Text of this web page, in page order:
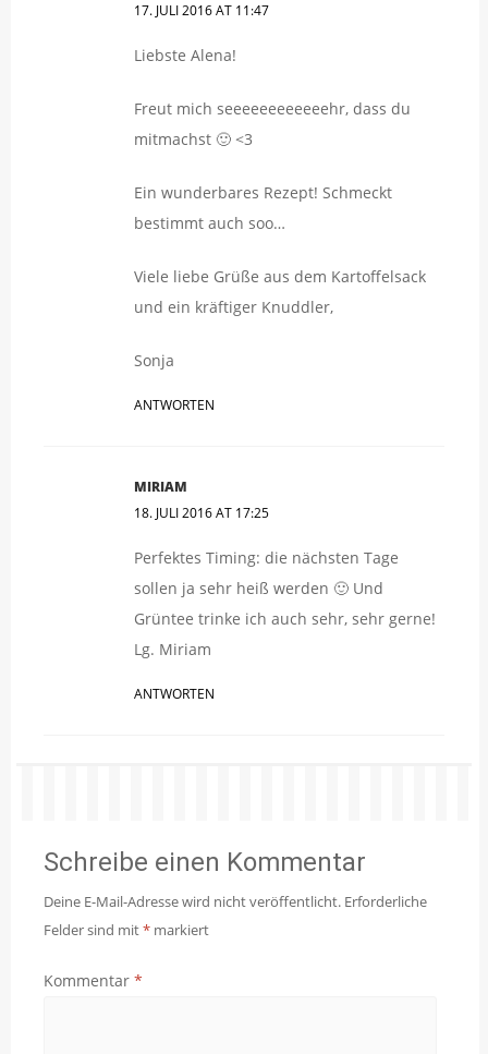
17. JULI 2016 AT 11:47
Liebste Alena!
Freut mich seeeeeeeeeeeehr, dass du
mitmachst 🙂 <3
Ein wunderbares Rezept! Schmeckt
bestimmt auch soo…
Viele liebe Grüße aus dem Kartoffelsack
und ein kräftiger Knuddler,
Sonja
ANTWORTEN
MIRIAM
18. JULI 2016 AT 17:25
Perfektes Timing: die nächsten Tage
sollen ja sehr heiß werden 🙂 Und
Grüntee trinke ich auch sehr, sehr gerne!
Lg. Miriam
ANTWORTEN
Schreibe einen Kommentar
Deine E-Mail-Adresse wird nicht veröffentlicht. Erforderliche
Felder sind mit* markiert
Kommentar *